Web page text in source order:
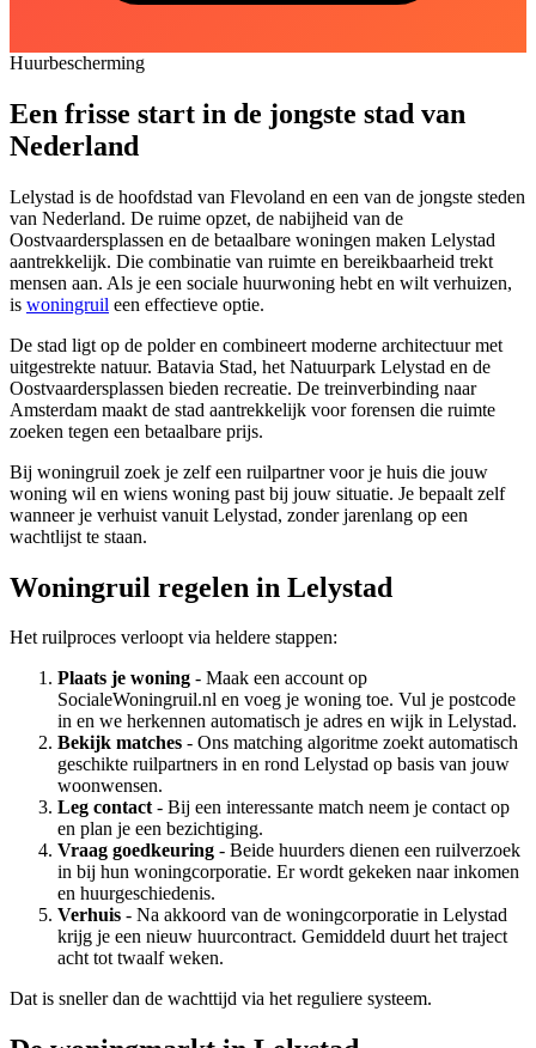
Huurbescherming
Een frisse start in de jongste stad van
Nederland
Lelystad is de hoofdstad van Flevoland en een van de jongste steden
van Nederland. De ruime opzet, de nabijheid van de
Oostvaardersplassen en de betaalbare woningen maken Lelystad
aantrekkelijk. Die combinatie van ruimte en bereikbaarheid trekt
mensen aan. Als je een sociale huurwoning hebt en wilt verhuizen,
is woningruil een effectieve optie.
De stad ligt op de polder en combineert moderne architectuur met
uitgestrekte natuur. Batavia Stad, het Natuurpark Lelystad en de
Oostvaardersplassen bieden recreatie. De treinverbinding naar
Amsterdam maakt de stad aantrekkelijk voor forensen die ruimte
zoeken tegen een betaalbare prijs.
Bij woningruil zoek je zelf een ruilpartner voor je huis die jouw
woning wil en wiens woning past bij jouw situatie. Je bepaalt zelf
wanneer je verhuist vanuit Lelystad, zonder jarenlang op een
wachtlijst te staan.
Woningruil regelen in Lelystad
Het ruilproces verloopt via heldere stappen:
Plaats je woning - Maak een account op
SocialeWoningruil.nl en voeg je woning toe. Vul je postcode
in en we herkennen automatisch je adres en wijk in Lelystad.
Bekijk matches - Ons matching algoritme zoekt automatisch
geschikte ruilpartners in en rond Lelystad op basis van jouw
woonwensen.
Leg contact- Bij een interessante match neem je contact op
en plan je een bezichtiging.
Vraag goedkeuring - Beide huurders dienen een ruilverzoek
in bij hun woningcorporatie. Er wordt gekeken naar inkomen
en huurgeschiedenis.
Verhuis - Na akkoord van de woningcorporatie in Lelystad
krijg je een nieuw huurcontract. Gemiddeld duurt het traject
acht tot twaalf weken.
Dat is sneller dan de wachttijd via het reguliere systeem.